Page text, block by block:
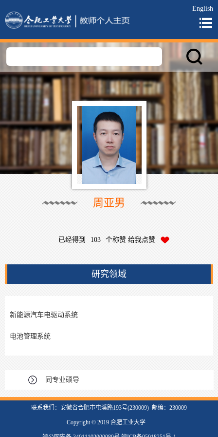
English
周亚男
已经得到 103 个称赞 给我点赞
研究领域
新能源汽车电驱动系统
电池管理系统
同专业硕导
联系我们：安徽省合肥市屯溪路193号(230009) 邮编：230009
Copyright © 2019 合肥工业大学